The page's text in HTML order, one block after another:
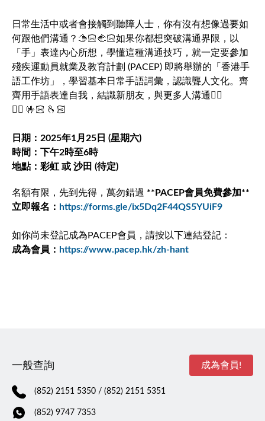
日常生活中或者會接觸到聽障人士，你有沒有想像過要如
何跟他們溝通？🫱🏻🫲🏻如果你都想突破溝通界限，以
「手」表達內心所想，學懂這種溝通技巧，就一定要參加
殘疾運動員就業及教育計劃 (PACEP) 即將舉辦的「香港手
語工作坊」，學習基本日常手語詞彙，認識聾人文化。齊
齊用手語表達自我，結識新朋友，與更多人溝通👌🏻
✌🏻️ 🤟🏻 🫰🏻
日期：2025年1月25日 (星期六)
時間：下午2時至6時
地點：彩虹 或 沙田 (待定)
名額有限，先到先得，萬勿錯過 **PACEP會員免費參加**
立即報名： https://forms.gle/ix5Dq2F44QS5YUiF9
如你尚未登記成為PACEP會員，請按以下連結登記：
成為會員： https://www.pacep.hk/zh-hant
一般查詢
(852) 2151 5350 / (852) 2151 5351
(852) 9747 7353
成為會員!